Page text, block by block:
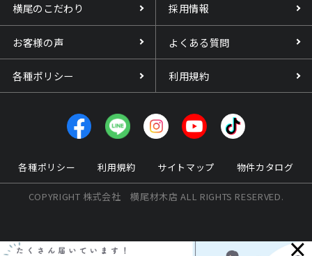
横尾のこだわり 採用情報
お客様の声 よくある質問
各種ポリシー 利用規約
各種ポリシー 利用規約 サイトマップ 物件カタログ
COPYRIGHT 株式会社 横尾材木店 ALL RIGHTS RESERVED.
×